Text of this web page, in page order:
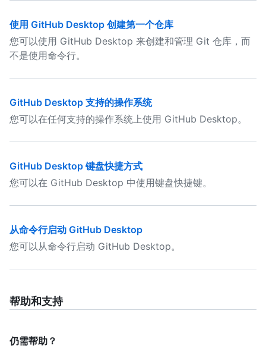
使用 GitHub Desktop 创建第一个仓库
您可以使用 GitHub Desktop 来创建和管理 Git 仓库，而
不是使用命令行。
GitHub Desktop 支持的操作系统
您可以在任何支持的操作系统上使用 GitHub Desktop。
GitHub Desktop 键盘快捷方式
您可以在 GitHub Desktop 中使用键盘快捷键。
从命令行启动 GitHub Desktop
您可以从命令行启动 GitHub Desktop。
帮助和支持
仍需帮助？